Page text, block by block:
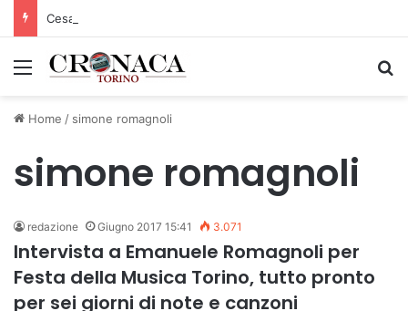
Menu
Home / simone romagnoli
simone romagnoli
redazione Giugno 2017 15:41 3.071
Intervista a Emanuele Romagnoli per
Festa della Musica Torino, tutto pronto
per sei giorni di note e canzoni